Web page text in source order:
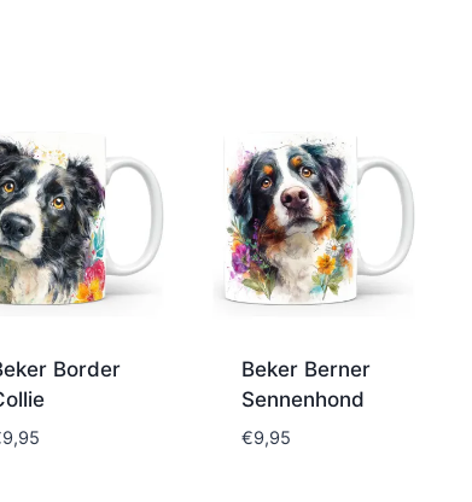
Border
9,95
Beker Berner
Sennenhond
€9,95